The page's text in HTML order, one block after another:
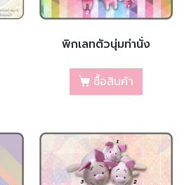
พิกเลทตัวนุ่มท่านั่ง
ซื้อสินค้า